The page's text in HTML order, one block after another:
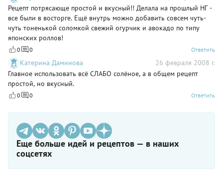
Рецепт потрясающе простой и вкусный!! Делала на прошлый НГ -
все были в восторге. Ещё внутрь можно добавить совсем чуть-
чуть тоненькой соломкой свежий огурчик и авокадо по типу
японских роллов!
0 0 Ответить
Катерина Даминова
26 февраля 2008 г.
Главное использовать всё СЛАБО солёное, а в общем рецепт
простой, но вкусный.
0 0 Ответить
Еще больше идей и рецептов — в наших
соцсетях